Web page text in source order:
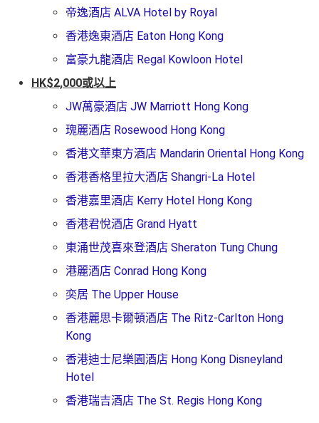
帝逸酒店 ALVA Hotel by Royal
香港逸東酒店 Eaton Hong Kong
富豪九龍酒店 Regal Kowloon Hotel
HK$2,000或以上
JW萬豪酒店 JW Marriott Hong Kong
瑰麗酒店 Rosewood Hong Kong
香港文華東方酒店 Mandarin Oriental Hong Kong
香港香格里拉大酒店 Shangri-La Hotel
香港嘉里酒店 Kerry Hotel Hong Kong
香港君悅酒店 Grand Hyatt
東涌世茂喜來登酒店 Sheraton Tung Chung
港麗酒店 Conrad Hong Kong
奕居 The Upper House
香港麗思卡爾頓酒店 The Ritz-Carlton Hong
Kong
香港迪士尼樂園酒店 Hong Kong Disneyland
Hotel
香港瑞吉酒店 The St. Regis Hong Kong